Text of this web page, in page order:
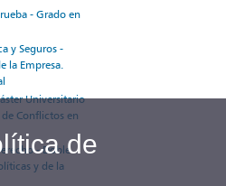
- Grado en
y Seguros -
la Empresa.
Universitario
Conflictos en
- Doble
y de la
de